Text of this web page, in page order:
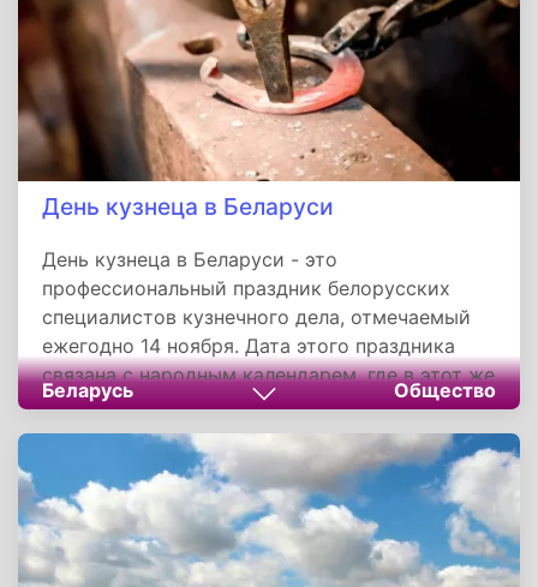
День кузнеца в Беларуси
День кузнеца в Беларуси - это
профессиональный праздник белорусских
специалистов кузнечного дела, отмечаемый
ежегодно 14 ноября. Дата этого праздника
связана с народным календарем, где в этот же
день отмечают память Кузьмы - покровителя
всех кузнецов.
Беларусь Общество